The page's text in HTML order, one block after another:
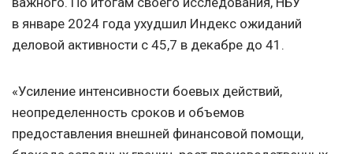
в январе 2024 года ухудшил Индекс ожиданий
деловой активности с 45,7 в декабре до 41.
«Усиление интенсивности боевых действий,
неопределенность сроков и объемов
предоставления внешней финансовой помощи,